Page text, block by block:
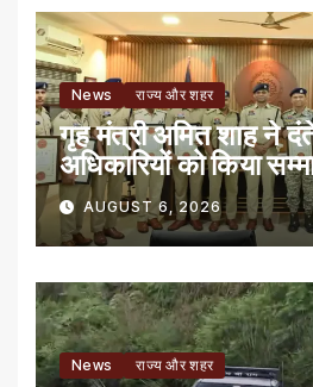
News राज्य और शहर
गृह मंत्री अमित शाह ने
अधिकारियों को किया
AUGUST 6, 2026
News राज्य और शहर